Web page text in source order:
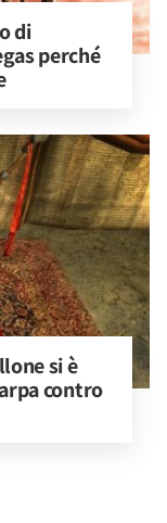
di
perché
si è
contro